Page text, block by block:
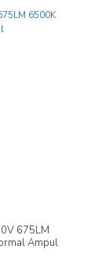
675LM
Ampul